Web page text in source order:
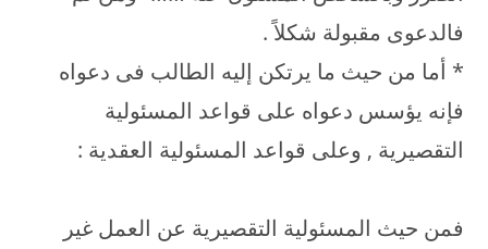
فالدعوى مقبولة شكلاً .
* أما من حيث ما يرتكن إليه الطالب فى دعواه
فإنه يؤسس دعواه على قواعد المسئولية
التقصيرية , وعلى قواعد المسئولية العقدية :
فمن حيث المسئولية التقصيرية عن العمل غير